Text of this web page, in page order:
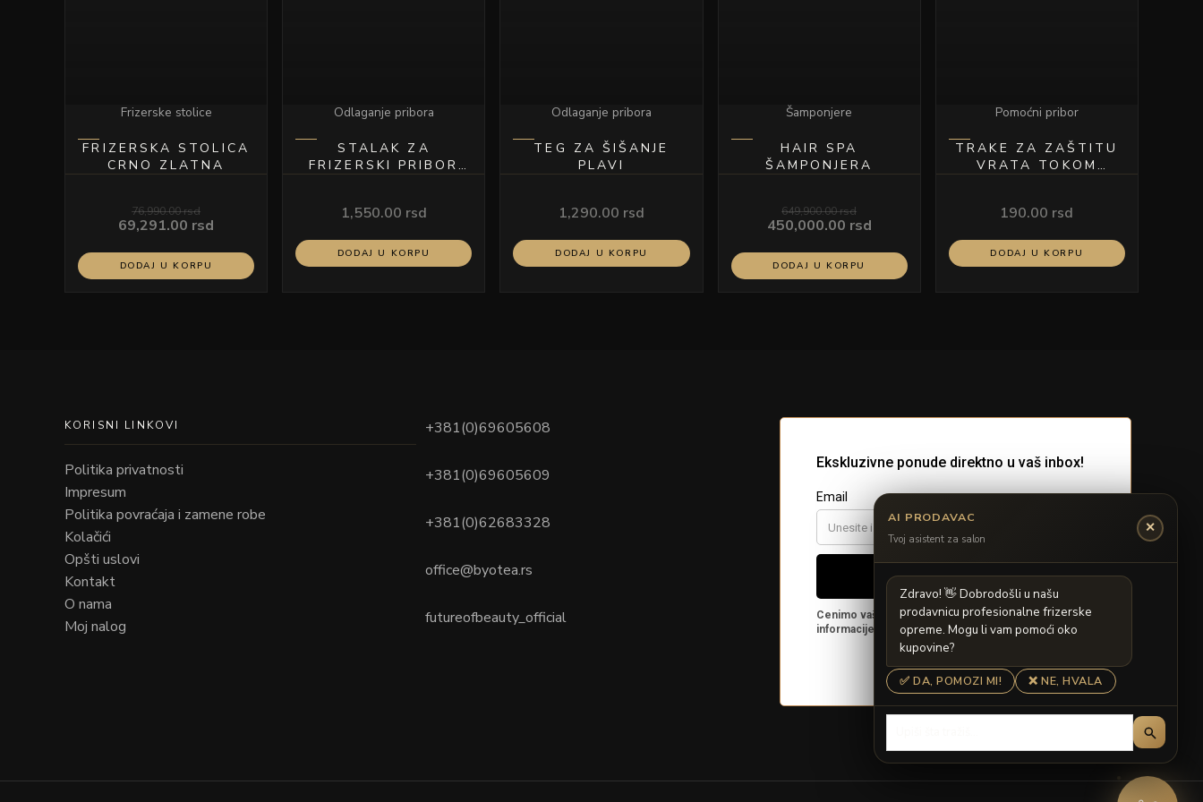
Frizerske stolice
FRIZERSKA STOLICA
CRNO ZLATNA
76,990.00rsd
69,291.00 rsd
DODAJ U KORPU
Odlaganje pribora
STALAK ZA
FRIZERSKI PRIBOR
1,550.00 rsd
DODAJ U KORPU
Odlaganje pribora
TEG ZA ŠIŠANJE
PLAVI
1,290.00 rsd
DODAJ U KORPU
Šamponjere
HAIR SPA
ŠAMPONJERA
649,900.00rsd
450,000.00 rsd
DODAJ U KORPU
Pomoćni pribor
TRAKE ZA ZAŠTITU
VRATA TOKOM
190.00 rsd
DODAJ U KORPU
KORISNI LINKOVI
Politika privatnosti
Impresum
Politika povraćaja i zamene robe
Kolačići
Opšti uslovi
Kontakt
O nama
Moj nalog
+381(0)69605608
+381(0)69605609
+381(0)62683328
office@byotea.rs
futureofbeauty_official
AI PRODAVAC
Tvoj asistent za salon
✕
Zdravo! Dobrodošli u našu
prodavnicu profesionalne frizerske
opreme. Mogu li vam pomoći oko
kupovine?
✅ DA, POMOZI MI! ❌ NE, HVALA